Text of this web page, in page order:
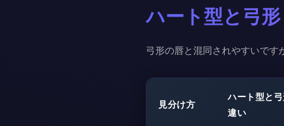
ハート型と弓
弓形の唇と混同されやすいです
見分け方
ハート型と
違い